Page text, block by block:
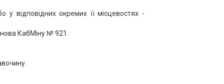
у відповідних окремих її місцевостях -
КабМіну № 921.